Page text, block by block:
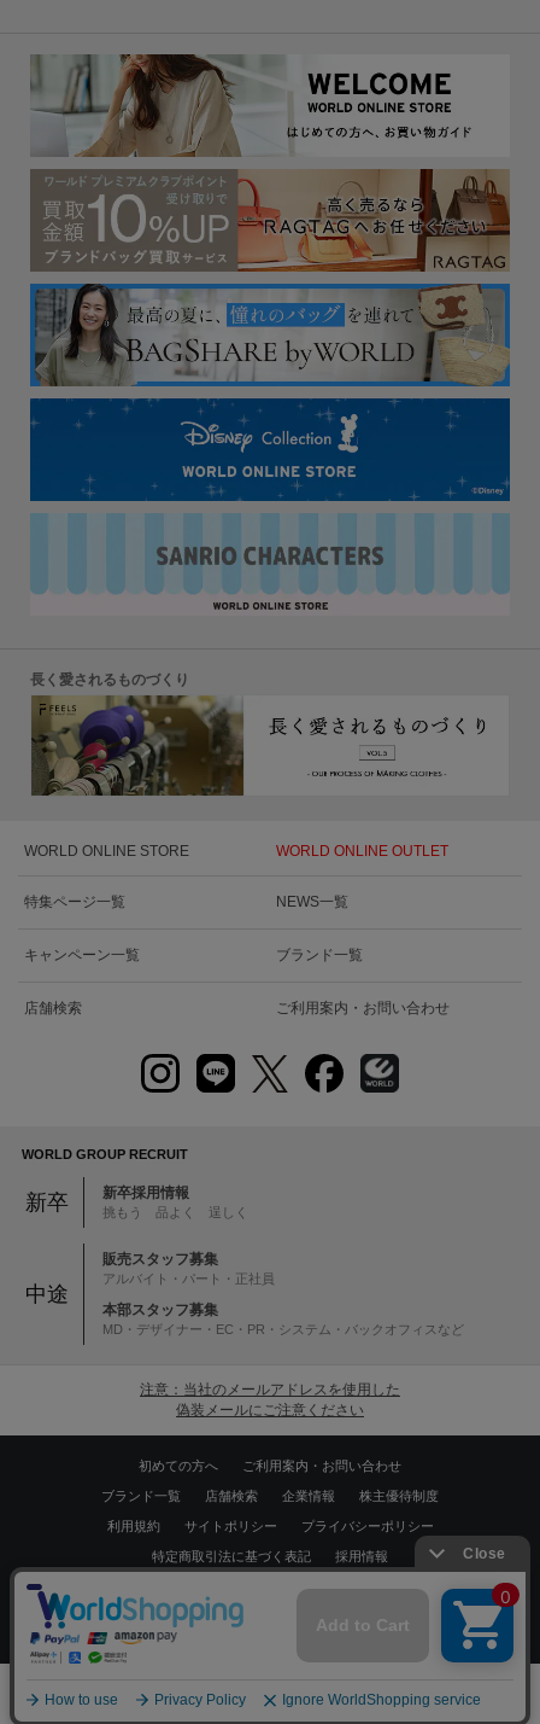
長く愛されるものづくり
WORLD ONLINE STORE WORLD ONLINE OUTLET
特集ページ一覧 NEWS一覧
キャンペーン一覧 ブランド一覧
店舗検索 ご利用案内・お問い合わせ
WORLD GROUP RECRUIT
新卒 新卒採用情報
挑もう 品よく 逞しく
中途
販売スタッフ募集
アルバイト・パート・正社員
本部スタッフ募集
MD・デザイナー・EC・PR・システム・バックオフィスなど
注意：当社のメールアドレスを使用した
偽装メールにご注意ください
初めての方へ ご利用案内・お問い合わせ
ブランド一覧 店舗検索 企業情報 株主優待制度
利用規約 サイトポリシー プライバシーポリシー
特定商取引法に基づく表記 採用情報
Copyrights © WORLD CO.,LTD. All rights reserved.
スマートフォン ｜PC